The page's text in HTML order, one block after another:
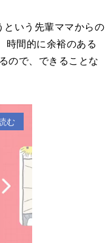
いう先輩ママからの
時間的に余裕のある
ので、できることな
む